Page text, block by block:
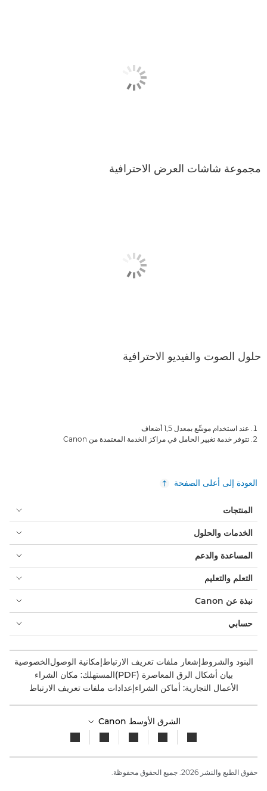
مجموعة شاشات العرض الاحترافية
حلول الصوت والفيديو الاحترافية
عند استخدام موسِّع بمعدل 1,5 أضعاف
تتوفر خدمة تغيير الحامل في مراكز الخدمة المعتمدة من Canon
العودة إلى أعلى الصفحة
المنتجات
الخدمات والحلول
المساعدة والدعم
التعلم والتعليم
نبذة عن Canon
حسابي
البنود والشروطإشعار ملفات تعريف الارتباطإمكانية الوصولالخصوصية
بيان أشكال الرق المعاصرة (PDF)
المستهلك: مكان الشراء
الأعمال التجارية: أماكن الشراءإعدادات ملفات تعريف الارتباط
الشرق الأوسط Canon
حقوق الطبع والنشر 2026. جميع الحقوق محفوظة.